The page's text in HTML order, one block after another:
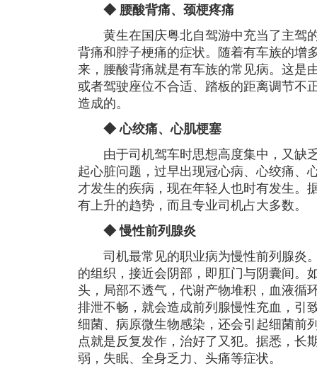
◆ 腰酸背痛、颈梗疼痛
黄生在国庆粤北自驾游中充当了主驾
背痛和脖子梗痛的症状。随着有车族的增
来，腰酸背痛就是有车族的常见病。这是
或者驾驶座位不合适、踏板的距离调节不
造成的。
◆ 心绞痛、心肌梗塞
由于司机驾车时思想高度集中，又缺
起心脏问题，过早出现冠心病、心绞痛、
才发生的疾病，现在年轻人也时有发生。
有上升的趋势，而且专业司机占大多数。
◆ 慢性前列腺炎
司机最常见的职业病为慢性前列腺炎
的组织，接近会阴部，即肛门与阴囊间。
头，局部不透气，代谢产物堆积，血液循
排泄不畅，就会造成前列腺慢性充血，引
细菌、病原微生物感染，还会引起细菌前
点就是反复发作，治好了又犯。据悉，长
弱，失眠、全身乏力、头痛等症状。